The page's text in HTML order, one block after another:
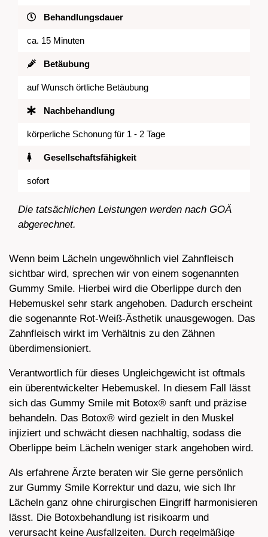
Behandlungsdauer
ca. 15 Minuten
Betäubung
auf Wunsch örtliche Betäubung
Nachbehandlung
körperliche Schonung für 1 - 2 Tage
Gesellschaftsfähigkeit
sofort
Die tatsächlichen Leistungen werden nach GOÄ
abgerechnet.
Wenn beim Lächeln ungewöhnlich viel Zahnfleisch
sichtbar wird, sprechen wir von einem sogenannten
Gummy Smile. Hierbei wird die Oberlippe durch den
Hebemuskel sehr stark angehoben. Dadurch erscheint
die sogenannte Rot-Weiß-Ästhetik unausgewogen. Das
Zahnfleisch wirkt im Verhältnis zu den Zähnen
überdimensioniert.
Verantwortlich für dieses Ungleichgewicht ist oftmals
ein überentwickelter Hebemuskel. In diesem Fall lässt
sich das Gummy Smile mit Botox® sanft und präzise
behandeln. Das Botox® wird gezielt in den Muskel
injiziert und schwächt diesen nachhaltig, sodass die
Oberlippe beim Lächeln weniger stark angehoben wird.
Als erfahrene Ärzte beraten wir Sie gerne persönlich
zur Gummy Smile Korrektur und dazu, wie sich Ihr
Lächeln ganz ohne chirurgischen Eingriff harmonisieren
lässt. Die Botoxbehandlung ist risikoarm und
verursacht keine Ausfallzeiten. Durch regelmäßige